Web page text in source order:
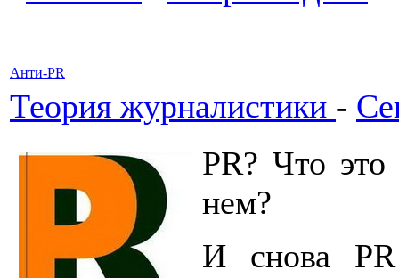
Анти-PR
Теория журналистики -
PR? Что
нем?
И снова